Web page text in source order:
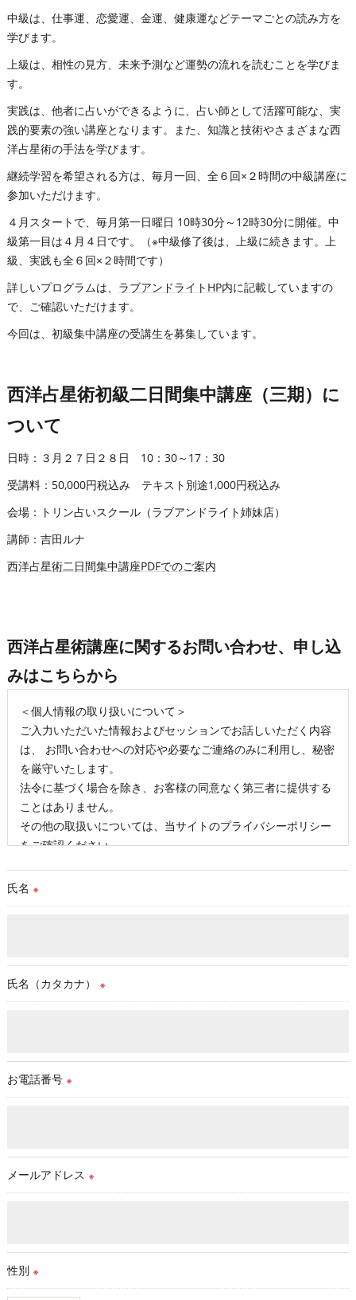
中級は、仕事運、恋愛運、金運、健康運などテーマごとの読み方を
学びます。
上級は、相性の見方、未来予測など運勢の流れを読むことを学びま
す。
実践は、他者に占いができるように、占い師として活躍可能な、実
践的要素の強い講座となります。また、知識と技術やさまざまな西
洋占星術の手法を学びます。
継続学習を希望される方は、毎月一回、全６回×２時間の中級講座に
参加いただけます。
４月スタートで、毎月第一日曜日 10時30分～12時30分に開催。中
級第一目は４月４日です。（※中級修了後は、上級に続きます。上
級、実践も全６回×２時間です）
詳しいプログラムは、 ラブアンドライトHP内に記載していますの
で、ご確認いただけます。
今回は、初級集中講座の受講生を募集しています。
西洋占星術初級二日間集中講座（三期）に
ついて
日時：３月２７日２８日 10：30～17：30
受講料：50,000円税込み テキスト別途1,000円税込み
会場：トリン占いスクール（ラブアンドライト姉妹店）
講師：吉田ルナ
西洋占星術二日間集中講座PDFでのご案内
西洋占星術講座に関するお問い合わせ、申し込
みはこちらから
＜個人情報の取り扱いについて＞
ご入力いただいた情報およびセッションでお話しいただく内容
は、 お問い合わせへの対応や必要なご連絡のみに利用し、秘密
を厳守いたします。
法令に基づく場合を除き、お客様の同意なく第三者に提供する
ことはありません。
その他の取扱いについては、当サイトのプライバシーポリシー
をご確認ください。
氏名 ※
氏名（カタカナ） ※
お電話番号 ※
メールアドレス ※
性別 ※